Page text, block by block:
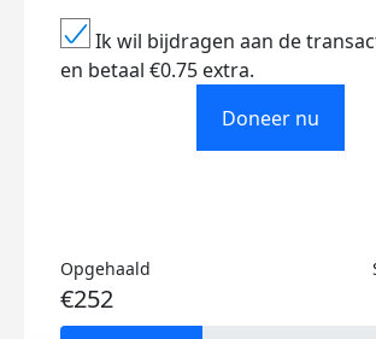
Ik wil bijdragen aan de
en betaal €0.75 extra.
Doneer nu
Opgehaald
€252